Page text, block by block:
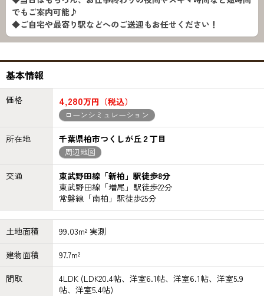
でもご案内可能♪
◆ご自宅や最寄り駅などへのご送迎もお任せください！
基本情報
価格 4,280万円（税込）
ローンシミュレーション
所在地 千葉県柏市つくしが丘２丁目
周辺地図
交通
東武野田線「新柏」駅徒歩8分
東武野田線「増尾」駅徒歩22分
常磐線「南柏」駅徒歩25分
土地面積
99.03m² 実測
建物面積
97.7m²
間取
4LDK (LDK20.4帖、洋室6.1帖、洋室6.1帖、洋室5.9
帖、洋室5.4帖)